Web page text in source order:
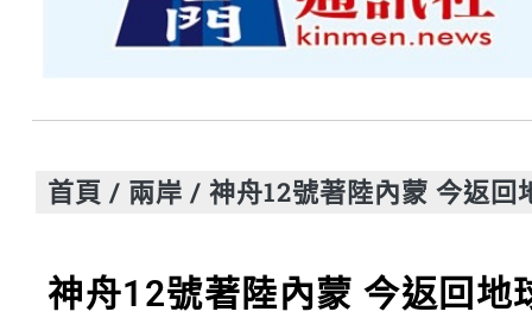
首頁 / 兩岸 / 神舟12號著陸內蒙 今返回
神舟12號著陸內蒙 今返回地